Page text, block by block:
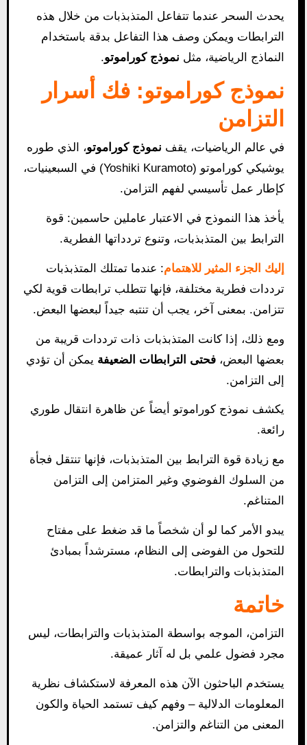
يحدث السحر عندما تتفاعل المتذبذبات من خلال هذه
الترابطات ويمكن وصف هذا التفاعل بدقة باستخدام
النماذج الرياضية، مثل نموذج كوراموتو.
نموذج كوراموتو: فك أسرار
التزامن
في عالم الرياضيات، يقف نموذج كوراموتو، الذي طوره
يوشيكي كوراموتو (Yoshiki Kuramoto) في السبعينيات،
كإطار عمل تأسيسي لفهم التزامن.
يأخذ هذا النموذج في الاعتبار عاملين حاسمين: قوة
الترابط بين المتذبذبات، وتنوع تردداتها الفطرية.
إليك الجزء المثير للاهتمام: عندما تمتلك المتذبذبات
ترددات فطرية مختلفة، فإنها تتطلب ترابطات قوية لكي
تتزامن. بمعنى آخر، يجب أن تنتبه جيداً لبعضها البعض.
ومع ذلك، إذا كانت المتذبذبات ذات ترددات قريبة من
بعضها البعض، فحتى الترابطات الضعيفة يمكن أن تؤدي
إلى التزامن.
يكشف نموذج كوراموتو أيضاً عن ظاهرة انتقال طوري
رائعة.
مع زيادة قوة الترابط بين المتذبذبات، فإنها تنتقل فجأة
من السلوك الفوضوي وغير المتزامن إلى التزامن
المتناغم.
يبدو الأمر كما لو أن شخصاً ما قد ضغط على مفتاح
للتحول من الفوضى إلى النظام، مسترشداً بمبادئ
المتذبذبات والترابطات.
خاتمة
التزامن، الموجه بواسطة المتذبذبات والترابطات، ليس
مجرد فضول علمي بل له آثار عميقة.
يستخدم الباحثون الآن هذه المعرفة لاستكشاف نظرية
المعلومات الدلالية – وفهم كيف تستمد الحياة والكون
المعنى من التناغم والتزامن.